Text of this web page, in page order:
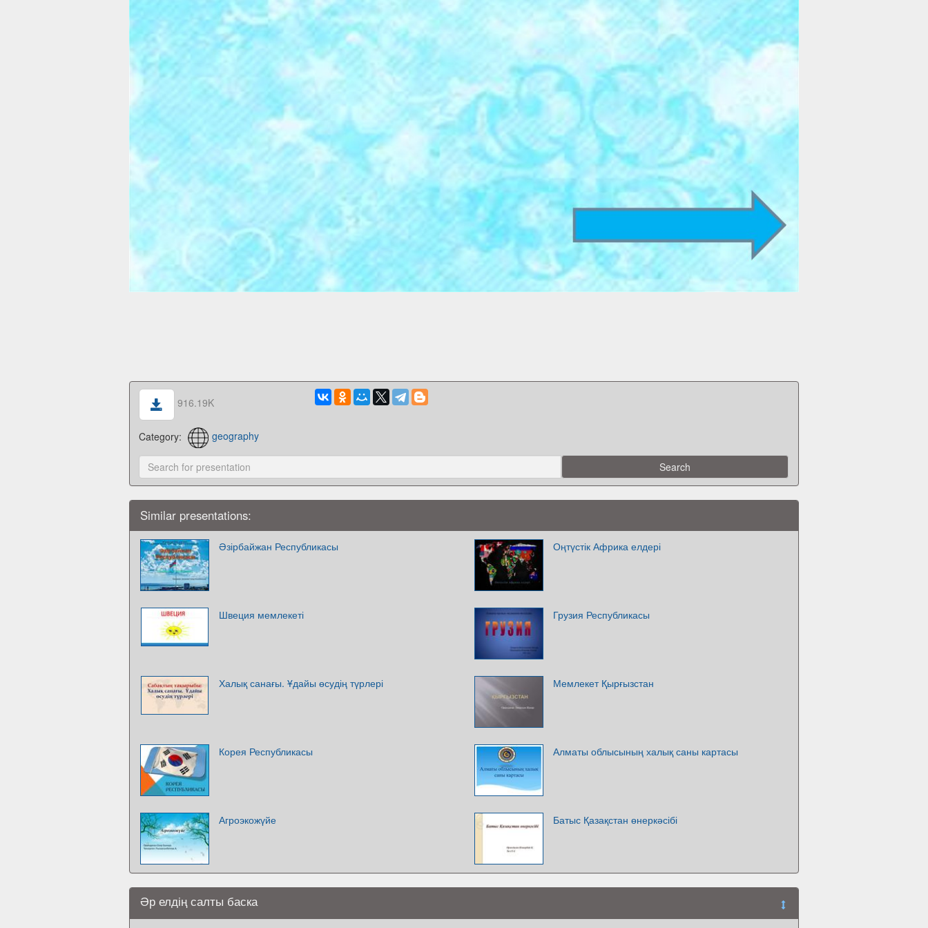
916.19K
Category: geography
Similar presentations:
Әзірбайжан Республикасы Оңтүстік Африка елдері
Швеция мемлекеті Грузия Республикасы
Халық санағы. Ұдайы өсудің түрлері Мемлекет Қырғызстан
Корея Республикасы Алматы облысының халық саны картасы
Агроэкожүйе Батыс Қазақстан өнеркәсібі
Әр елдің салты баска